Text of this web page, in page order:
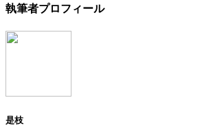
執筆者プロフィール
是枝